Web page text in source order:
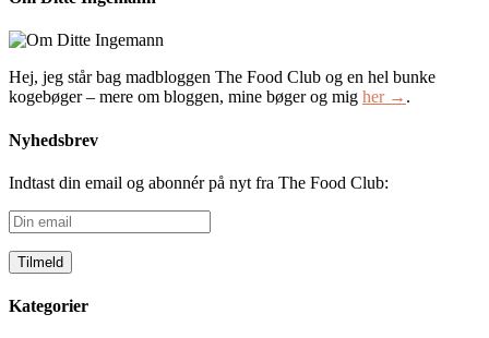
Hej, jeg står bag madbloggen The Food Club og en hel bunke
kogebøger – mere om bloggen, mine bøger og mig her → .
Nyhedsbrev
Indtast din email og abonnér på nyt fra The Food Club:
Din
email
Kategorier